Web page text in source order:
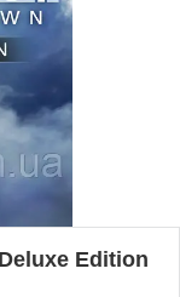
Edition